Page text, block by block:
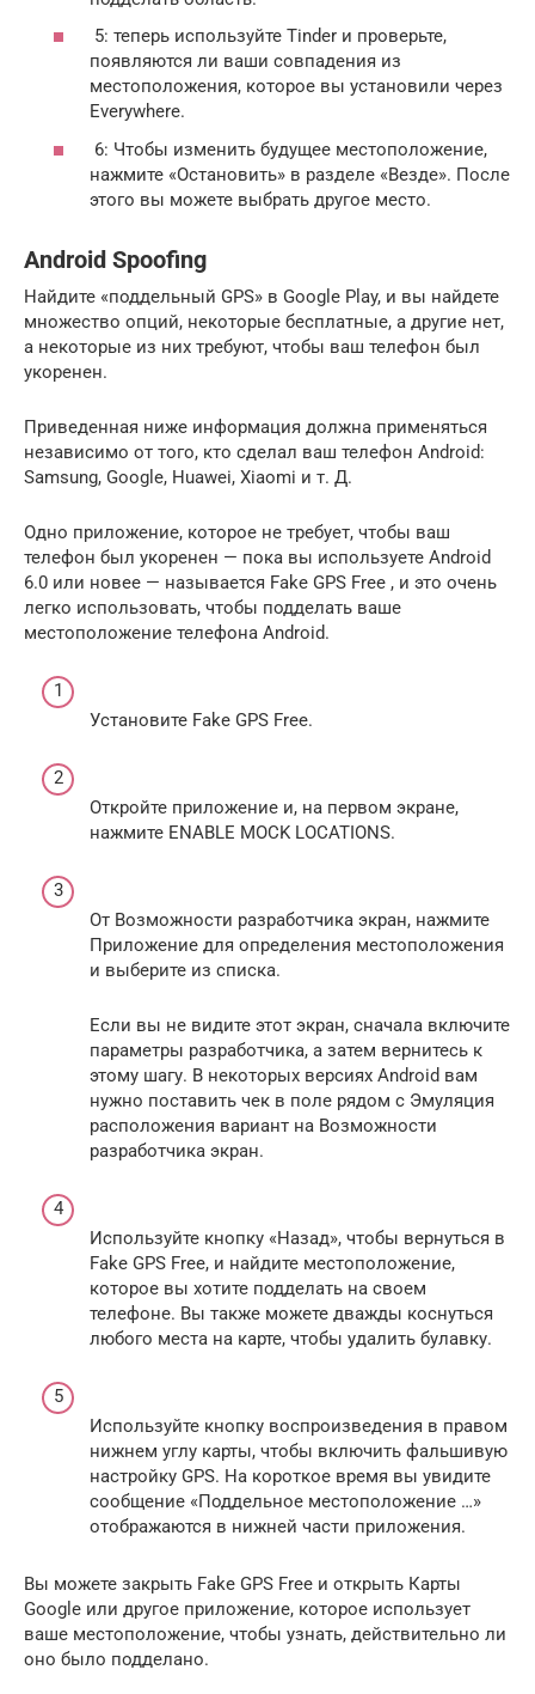
5: теперь используйте Tinder и проверьте,
появляются ли ваши совпадения из
местоположения, которое вы установили через
Everywhere.
6: Чтобы изменить будущее местоположение,
нажмите «Остановить» в разделе «Везде». После
этого вы можете выбрать другое место.
Android Spoofing
Найдите «поддельный GPS» в Google Play, и вы найдете
множество опций, некоторые бесплатные, а другие нет,
а некоторые из них требуют, чтобы ваш телефон был
укоренен.
Приведенная ниже информация должна применяться
независимо от того, кто сделал ваш телефон Android:
Samsung, Google, Huawei, Xiaomi и т. Д.
Одно приложение, которое не требует, чтобы ваш
телефон был укоренен — ​​пока вы используете Android
6.0 или новее — называется Fake GPS Free , и это очень
легко использовать, чтобы подделать ваше
местоположение телефона Android.
Установите Fake GPS Free.
Откройте приложение и, на первом экране,
нажмите ENABLE MOCK LOCATIONS.
От Возможности разработчика экран, нажмите
Приложение для определения местоположения
и выберите из списка.
Если вы не видите этот экран, сначала включите
параметры разработчика, а затем вернитесь к
этому шагу. В некоторых версиях Android вам
нужно поставить чек в поле рядом с Эмуляция
расположения вариант на Возможности
разработчика экран.
Используйте кнопку «Назад», чтобы вернуться в
Fake GPS Free, и найдите местоположение,
которое вы хотите подделать на своем
телефоне. Вы также можете дважды коснуться
любого места на карте, чтобы удалить булавку.
Используйте кнопку воспроизведения в правом
нижнем углу карты, чтобы включить фальшивую
настройку GPS. На короткое время вы увидите
сообщение «Поддельное местоположение …»
отображаются в нижней части приложения.
Вы можете закрыть Fake GPS Free и открыть Карты
Google или другое приложение, которое использует
ваше местоположение, чтобы узнать, действительно ли
оно было подделано.